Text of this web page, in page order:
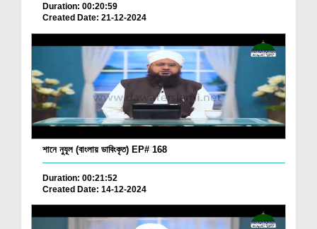
Duration: 00:20:59
Created Date: 21-12-2024
শানে নুযূল (বাংলায় ডাবিংকৃত) EP# 168
Duration: 00:21:52
Created Date: 14-12-2024